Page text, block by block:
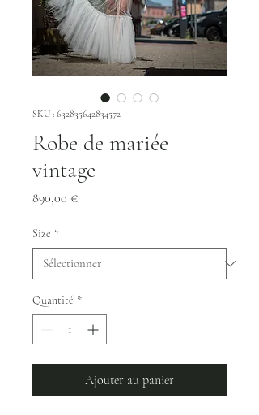
SKU : 632835642834572
Robe de mariée
vintage
890,00 €Prix
Size *
Quantité *
Ajouter au panier